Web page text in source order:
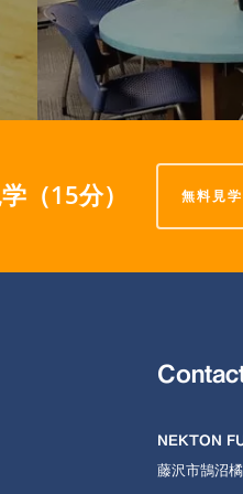
（15分） 無料見
NEKTON
藤沢市鵠沼